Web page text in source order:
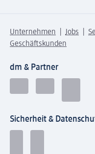
Unternehmen Jobs
Geschäftskunden
dm & Partner
Sicherheit &